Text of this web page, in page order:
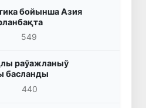
бойынша Азия
549
раўажланыў
басланды
440